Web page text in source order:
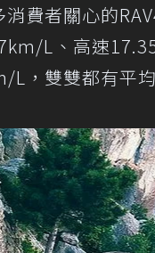
費者關心的
L、高速
，雙雙都有平